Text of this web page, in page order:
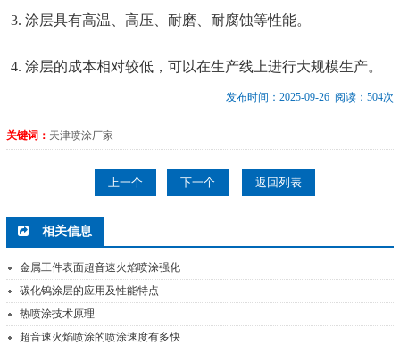
3. 涂层具有高温、高压、耐磨、耐腐蚀等性能。
4. 涂层的成本相对较低，可以在生产线上进行大规模生产。
发布时间：2025-09-26 阅读：504次
关键词： 天津喷涂厂家
上一个 下一个 返回列表
相关信息
金属工件表面超音速火焰喷涂强化
碳化钨涂层的应用及性能特点
热喷涂技术原理
超音速火焰喷涂的喷涂速度有多快